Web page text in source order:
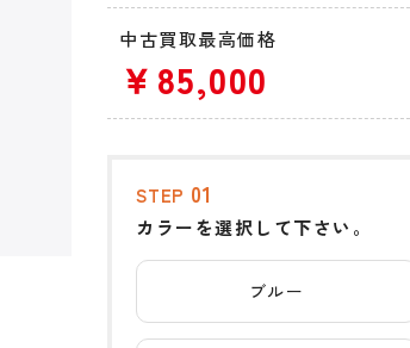
中古買取最高価格
￥85,000
STEP 01
カラーを選択して下さい。
ブルー